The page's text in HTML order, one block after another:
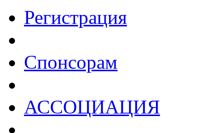
Регистрация
Спонсорам
АССОЦИАЦИЯ